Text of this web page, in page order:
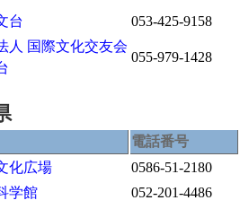
台
053-425-9158
人 国際文化交友会
055-979-1428
電話番号
化広場
0586-51-2180
学館
052-201-4486